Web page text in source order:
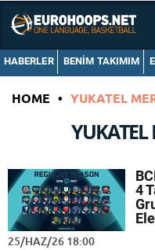
HABERLER BENIM TAKIMIM
HOME • YUKATEL
YUKATEL
4
25/HAZ/26 18:00